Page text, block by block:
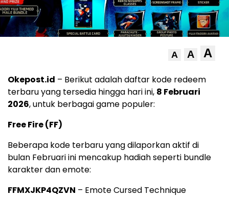
A A A
Okepost.id – Berikut adalah daftar kode redeem
terbaru yang tersedia hingga hari ini, 8 Februari
2026, untuk berbagai game populer:
Free Fire (FF)
Beberapa kode terbaru yang dilaporkan aktif di
bulan Februari ini mencakup hadiah seperti bundle
karakter dan emote:
FFMXJKP4QZVN – Emote Cursed Technique